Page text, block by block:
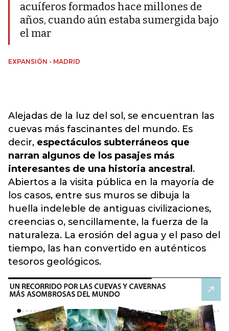
acuíferos formados hace millones de
años, cuando aún estaba sumergida bajo
el mar
EXPANSIÓN - MADRID
Alejadas de la luz del sol, se encuentran las
cuevas más fascinantes del mundo. Es
decir, espectáculos subterráneos que
narran algunos de los pasajes más
interesantes de una historia ancestral .
Abiertos a la visita pública en la mayoría de
los casos, entre sus muros se dibuja la
huella indeleble de antiguas civilizaciones,
creencias o, sencillamente, la fuerza de la
naturaleza. La erosión del agua y el paso del
tiempo, las han convertido en auténticos
tesoros geológicos.